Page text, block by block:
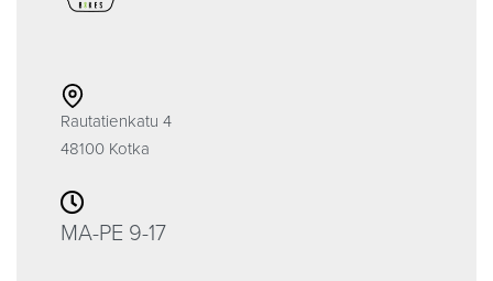
Rautatienkatu 4
48100 Kotka
MA-PE 9-17